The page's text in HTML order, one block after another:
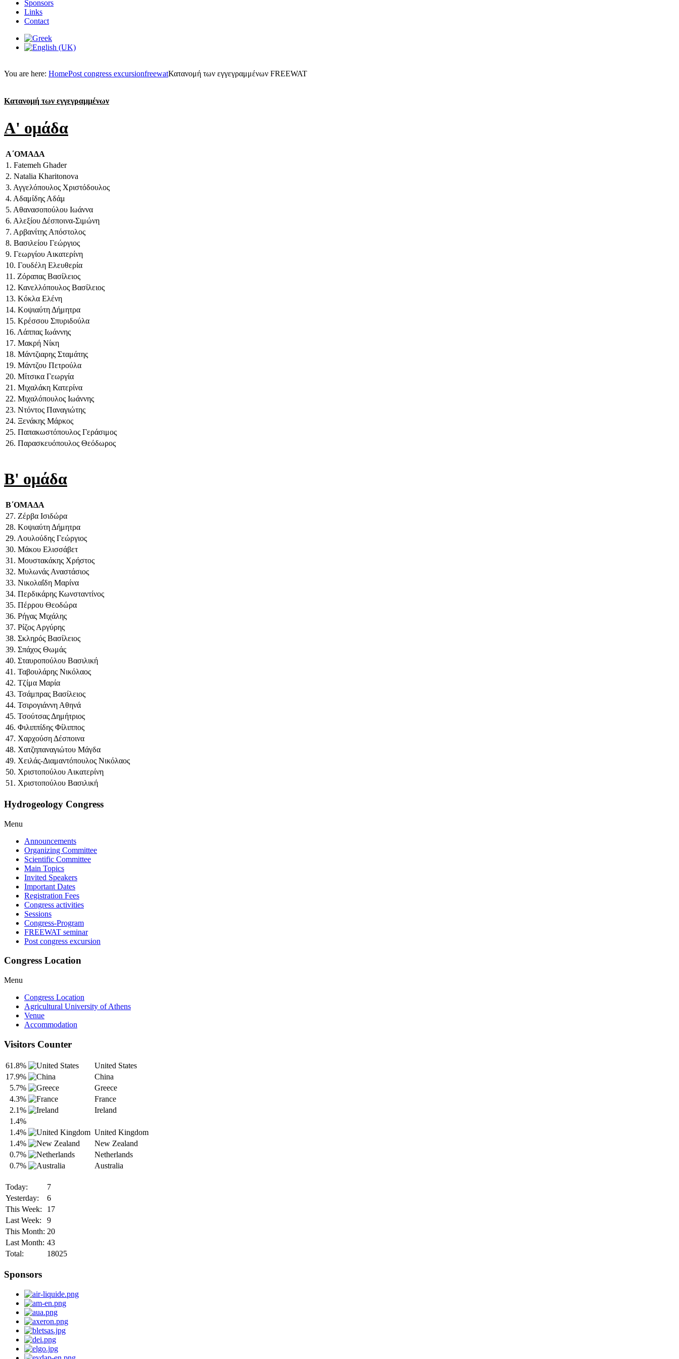
Sponsors
Links
Contact
You are here: HomePost congress excursionfreewatΚατανομή των εγγεγραμμένων FREEWAT
Κατανομή των εγγεγραμμένων
A' ομάδα
Α΄ΟΜΑΔΑ
1. Fatemeh Ghader
2. Natalia Kharitonova
3. Αγγελόπουλος Χριστόδουλος
4. Αδαμίδης Αδάμ
5. Αθανασοπούλου Ιωάννα
6. Αλεξίου Δέσποινα-Σιμώνη
7. Αρβανίτης Απόστολος
8. Βασιλείου Γεώργιος
9. Γεωργίου Αικατερίνη
10. Γουδέλη Ελευθερία
11. Ζόραπας Βασίλειος
12. Κανελλόπουλος Βασίλειος
13. Κόκλα Ελένη
14. Κοψιαύτη Δήμητρα
15. Κρέσσου Σπυριδούλα
16. Λάππας Ιωάννης
17. Μακρή Νίκη
18. Μάντζιαρης Σταμάτης
19. Μάντζου Πετρούλα
20. Μίτσικα Γεωργία
21. Μιχαλάκη Κατερίνα
22. Μιχαλόπουλος Ιωάννης
23. Ντόντος Παναγιώτης
24. Ξενάκης Μάρκος
25. Παπακωστόπουλος Γεράσιμος
26. Παρασκευόπουλος Θεόδωρος
Β' ομάδα
Β΄ΟΜΑΔΑ
27. Ζέρβα Ισιδώρα
28. Κοψιαύτη Δήμητρα
29. Λουλούδης Γεώργιος
30. Μάκου Ελισσάβετ
31. Μουστακάκης Χρήστος
32. Μυλωνάς Αναστάσιος
33. Νικολαΐδη Μαρίνα
34. Περδικάρης Κωνσταντίνος
35. Πέρρου Θεοδώρα
36. Ρήγας Μιχάλης
37. Ρίζος Αργύρης
38. Σκληρός Βασίλειος
39. Σπάχος Θωμάς
40. Σταυροπούλου Βασιλική
41. Ταβουλάρης Νικόλαος
42. Τζίμα Μαρία
43. Τσάμπρας Βασίλειος
44. Τσιρογιάννη Αθηνά
45. Τσούτσας Δημήτριος
46. Φιλιππίδης Φίλιππος
47. Χαρχούση Δέσποινα
48. Χατζηπαναγιώτου Μάγδα
49. Χειλάς-Διαμαντόπουλος Νικόλαος
50. Χριστοπούλου Αικατερίνη
51. Χριστοπούλου Βασιλική
Hydrogeology Congress
Menu
Announcements
Organizing Committee
Scientific Committee
Main Topics
Invited Speakers
Important Dates
Registration Fees
Congress activities
Sessions
Congress-Program
FREEWAT seminar
Post congress excursion
Congress Location
Menu
Congress Location
Agricultural University of Athens
Venue
Accommodation
Visitors Counter
61.8%
United States
17.9%
China
5.7%
Greece
4.3%
France
2.1%
Ireland
1.4%
1.4%
United Kingdom
1.4%
New Zealand
0.7%
Netherlands
0.7%
Australia
Today:
7
Yesterday:
6
This Week:
17
Last Week:
9
This Month: 20
Last Month: 43
Total:
18025
Sponsors